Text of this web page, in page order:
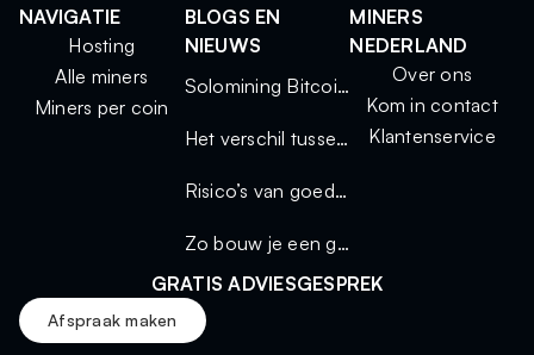
NAVIGATIE
Hosting
Alle miners
Miners per coin
BLOGS EN
NIEUWS
Solomining Bitcoin 2025: kleine miners, grote kansen
Het verschil tussen solo mining en mining via een pool
Risico’s van goedkope miners
Zo bouw je een geluidsdichte miningkast voor thuisgebruik
MINERS
NEDERLAND
Over ons
Kom in contact
Klantenservice
GRATIS ADVIESGESPREK
Afspraak maken